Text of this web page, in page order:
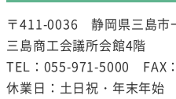
〒411-0036 静岡県三島市
三島商工会議所会館4階
TEL：055-971-5000 FAX
休業日：土日祝・年末年始